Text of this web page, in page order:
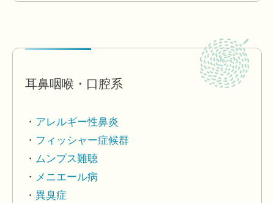
耳鼻咽喉・口腔系
アレルギー性鼻炎
フィッシャー症候群
ムンプス難聴
メニエール病
異臭症